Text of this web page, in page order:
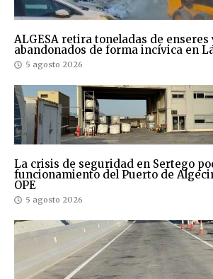
ALGESA retira toneladas de enseres
abandonados de forma incívica en
5 agosto 2026
La crisis de seguridad en Sertego
funcionamiento del Puerto de
OPE
5 agosto 2026